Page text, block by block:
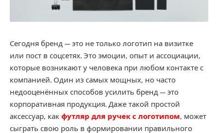
Сегодня бренд — это не только логотип на визитке
или пост в соцсетях. Это эмоции, опыт и ассоциации,
которые возникают у человека при любом контакте с
компанией. Один из самых мощных, но часто
недооценённых способов усилить бренд — это
корпоративная продукция. Даже такой простой
аксессуар, как футляр для ручек с логотипом, может
сыграть свою роль в формировании правильного